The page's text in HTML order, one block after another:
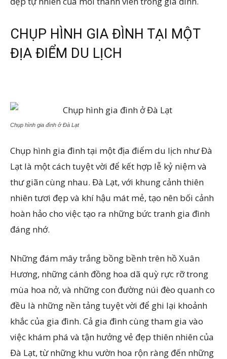
CHỤP HÌNH GIA ĐÌNH TẠI MỘT
ĐỊA ĐIỂM DU LỊCH
Chụp hình gia đình ở Đà Lạt
Chụp hình gia đình tại một địa điểm du lịch như Đà
Lạt là một cách tuyệt vời để kết hợp lễ kỷ niệm và
thư giãn cùng nhau. Đà Lạt, với khung cảnh thiên
nhiên tươi đẹp và khí hậu mát mẻ, tạo nên bối cảnh
hoàn hảo cho việc tạo ra những bức tranh gia đình
đáng nhớ.
Những đám mây trắng bồng bềnh trên hồ Xuân
Hương, những cánh đồng hoa dã quỳ rực rỡ trong
mùa hoa nở, và những con đường núi đèo quanh co
đều là những nền tảng tuyệt vời để ghi lại khoảnh
khắc của gia đình. Cả gia đình cùng tham gia vào
việc khám phá và tận hưởng vẻ đẹp thiên nhiên của
Đà Lạt, từ những khu vườn hoa rộn ràng đến những